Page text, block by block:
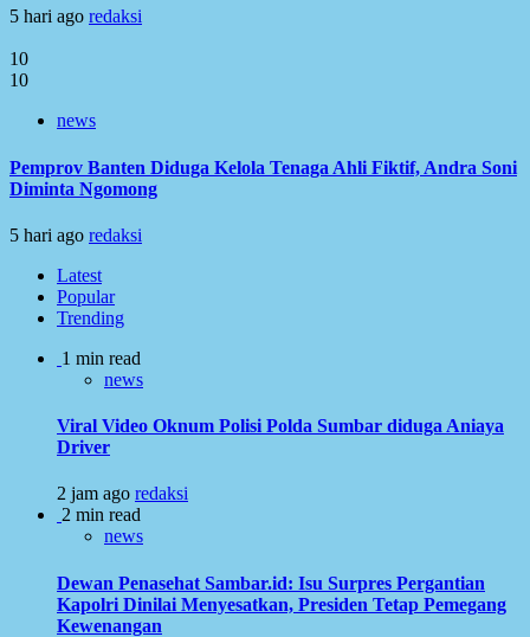
5 hari ago redaksi
10
10
news
Pemprov Banten Diduga Kelola Tenaga Ahli Fiktif, Andra Soni
Diminta Ngomong
5 hari ago redaksi
Latest
Popular
Trending
1 min read
news
Viral Video Oknum Polisi Polda Sumbar diduga Aniaya
Driver
2 jam ago redaksi
2 min read
news
Dewan Penasehat Sambar.id: Isu Surpres Pergantian
Kapolri Dinilai Menyesatkan, Presiden Tetap Pemegang
Kewenangan